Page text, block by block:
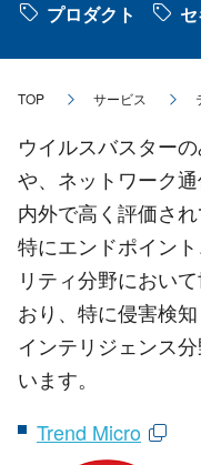
プロダクト
TOP サービス
ウイルスバスター
や、ネットワーク
内外で高く評価され
特にエンドポイン
リティ分野におい
おり、特に侵害検
インテリジェンス
います。
Trend Micro